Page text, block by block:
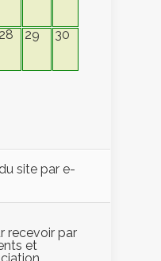
28 29 30
site par e-
recevoir par
et